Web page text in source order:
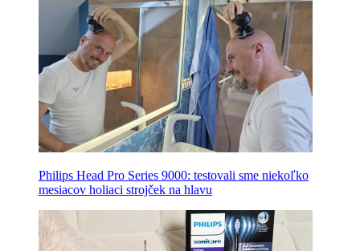
Philips Head Pro Series 9000: testovali sme niekoľko
mesiacov holiaci strojček na hlavu